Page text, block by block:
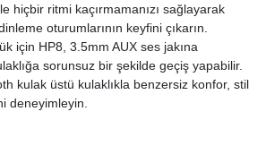
hiçbir ritmi kaçırmamanızı sağlayarak
oturumlarının keyfini çıkarın.
için HP8, 3.5mm AUX ses jakına
sorunsuz bir şekilde geçiş yapabilir.
kulak üstü kulaklıkla benzersiz konfor, stil
deneyimleyin.